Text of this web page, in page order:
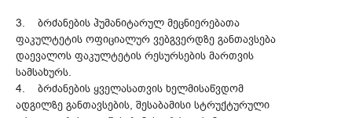
3. ბრძანების ჰუმანიტარულ მეცნიერებათა
ფაკულტეტის ოფიციალურ ვებგვერდზე განთავსება
დაევალოს ფაკულტეტის რესურსების მართვის
სამსახურს.
4. ბრძანების ყველასათვის ხელმისაწვდომ
ადგილზე განთავსების, შესაბამისი სტრუქტურული